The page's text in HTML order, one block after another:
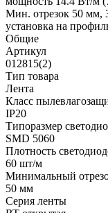
Мин. отрезок 50 мм,
установка на
Общие
Артикул
012815(2)
Тип товара
Лента
Класс
IP20
Типоразмер
SMD 5060
Плотность
60 шт/м
Минимальный
50 мм
Серия ленты